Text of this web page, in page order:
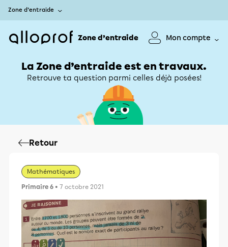
Zone d’entraide
Zone d’entraide Mon compte
La Zone d’entraide est en travaux.
Retrouve ta question parmi celles déjà posées!
Retour
Mathématiques
Primaire 6 • 7 octobre 2021